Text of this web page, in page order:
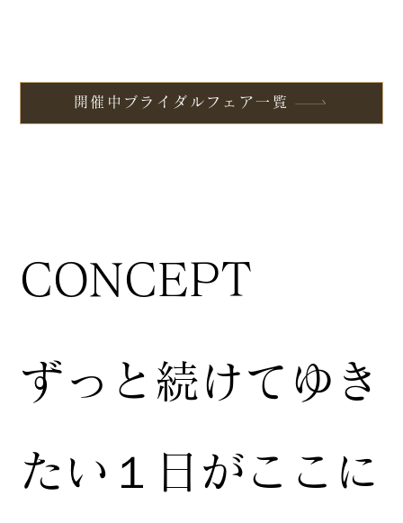
CONCEPT
ずっと続けてゆき
たい１日がここに
開催中ブライダルフェア一覧